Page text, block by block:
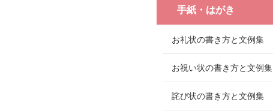
手紙・はがき
お礼状の書き方と文例集
お祝い状の書き方と文例集
詫び状の書き方と文例集